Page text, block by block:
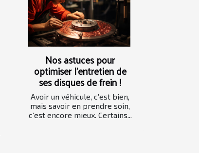
Nos astuces pour
optimiser l’entretien de
ses disques de frein !
Avoir un véhicule, c’est bien,
mais savoir en prendre soin,
c’est encore mieux. Certains...